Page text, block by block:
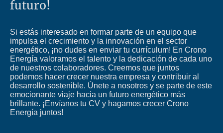
futuro!
Si estás interesado en formar parte de un equipo que
impulsa el crecimiento y la innovación en el sector
energético, ¡no dudes en enviar tu currículum! En Crono
Energía valoramos el talento y la dedicación de cada uno
de nuestros colaboradores. Creemos que juntos
podemos hacer crecer nuestra empresa y contribuir al
desarrollo sostenible. Únete a nosotros y se parte de este
emocionante viaje hacia un futuro energético más
brillante. ¡Envíanos tu CV y hagamos crecer Crono
Energía juntos!